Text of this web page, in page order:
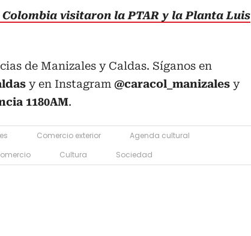
visitaron la PTAR y la Planta Luis
de Manizales y Caldas. Síganos en
y en Instagram @caracol_manizales y
1180AM.
Comercio exterior
Agenda cultural
Cultura Sociedad